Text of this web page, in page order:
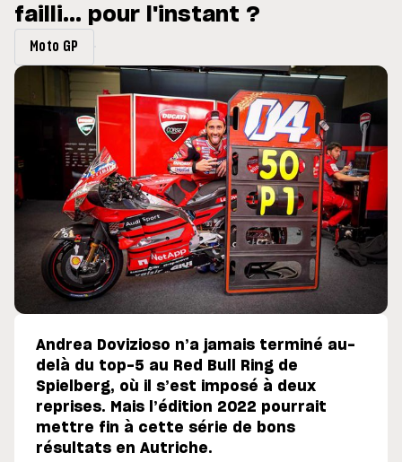
du GP de Grande-
MOTO GP
failli... pour l'instant ?
Moto GP
Andrea Dovizioso n’a jamais terminé au-
delà du top-5 au Red Bull Ring de
Spielberg, où il s’est imposé à deux
reprises. Mais l’édition 2022 pourrait
mettre fin à cette série de bons
résultats en Autriche.